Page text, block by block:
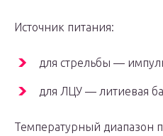
Источник питания:
для стрельбы —
для ЛЦУ — литиевая
Температурный диапазон